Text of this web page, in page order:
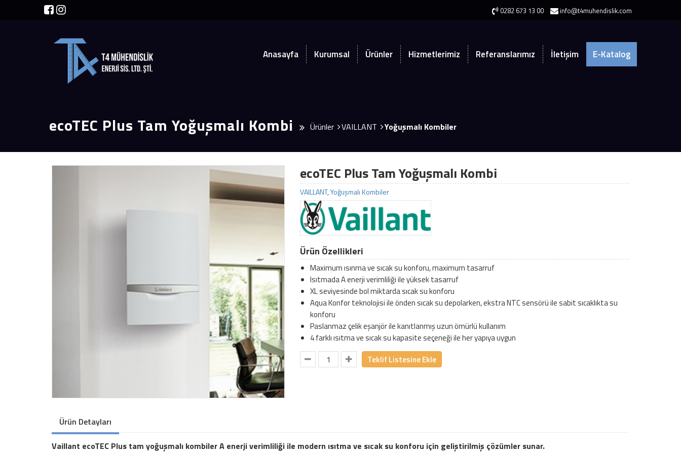
0282 673 13 00 info@t4muhendislik.com
Anasayfa Kurumsal Ürünler Hizmetlerimiz Referanslarımız İletişim E-Katalog
ecoTEC Plus Tam Yoğuşmalı Kombi Ürünler VAILLANT Yoğuşmalı Kombiler
ecoTEC Plus Tam Yoğuşmalı Kombi
VAILLANT,Yoğuşmalı Kombiler
Ürün Özellikleri
Maximum ısınma ve sıcak su konforu, maximum tasarruf
Isıtmada A enerji verimliliği ile yüksek tasarruf
XL seviyesinde bol miktarda sıcak su konforu
Aqua Konfor teknolojisi ile önden sıcak su depolarken, ekstra NTC sensörü ile sabit sıcaklıkta su
konforu
Paslanmaz çelik eşanjör ile kanıtlanmış uzun ömürlü kullanım
4 farklı ısıtma ve sıcak su kapasite seçeneği ile her yapıya uygun
Teklif Listesine Ekle
Ürün Detayları
Vaillant ecoTEC Plus tam yoğuşmalı kombiler A enerji verimliliği ile modern ısıtma ve sıcak su konforu için geliştirilmiş çözümler sunar.